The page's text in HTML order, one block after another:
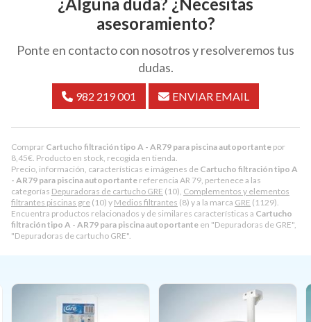
Comprar Cartucho filtración tipo A - AR79 para piscina autoportante por
8,45€ . Producto en stock, recogida en tienda.
Precio, información, características e imágenes de Cartucho filtración tipo A
- AR79 para piscina autoportante referencia AR 79, pertenece a las
categorías Depuradoras de cartucho GRE (10), Complementos y elementos
filtrantes piscinas gre (10) y Medios filtrantes (8) y a la marca GRE (1129).
Encuentra productos relacionados y de similares características a Cartucho
filtración tipo A - AR79 para piscina autoportante en "Depuradoras de GRE",
"Depuradoras de cartucho GRE".
asesoramiento?
Ponte en contacto con nosotros y resolveremos tus
dudas.
982 219 001 ENVIAR EMAIL